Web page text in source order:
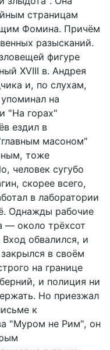
страницам
Фомина. Причём
разысканий.
фигуре
XVIII в. Андрея
и, по слухам,
на
"На горах"
ездил в
масоном"
тоже
человек сугубо
скорее всего,
в лаборатории
Однажды рабочие
— около трёхсот
обвалился, и
в своём
на границе
и полиция ни
Но приезжал
к
"Муром не Рим", он